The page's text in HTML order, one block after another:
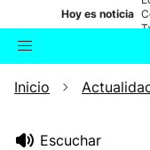
Hoy es noticia
Buscador
Inicio
Escuchar